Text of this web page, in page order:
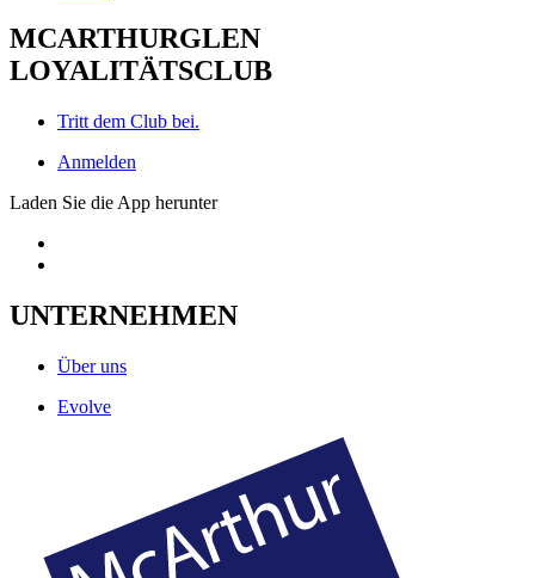
MCARTHURGLEN
LOYALITÄTSCLUB
Tritt dem Club bei.
Anmelden
Laden Sie die App herunter
UNTERNEHMEN
Über uns
Evolve